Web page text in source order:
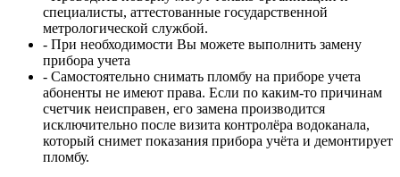
специалисты, аттестованные государственной
метрологической службой.
- При необходимости Вы можете выполнить замену
прибора учета
- Самостоятельно снимать пломбу на приборе учета
абоненты не имеют права. Если по каким-то причинам
счетчик неисправен, его замена производится
исключительно после визита контролёра водоканала,
который снимет показания прибора учёта и демонтирует
пломбу.